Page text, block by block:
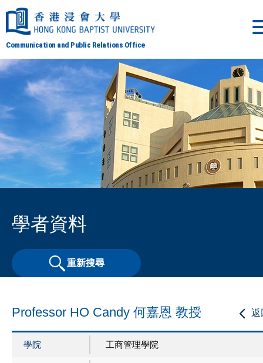
Communication and Public Relations Office
學者資料
重新搜尋
返
Professor HO Candy 何嘉恩 教授
學院 工商管理學院